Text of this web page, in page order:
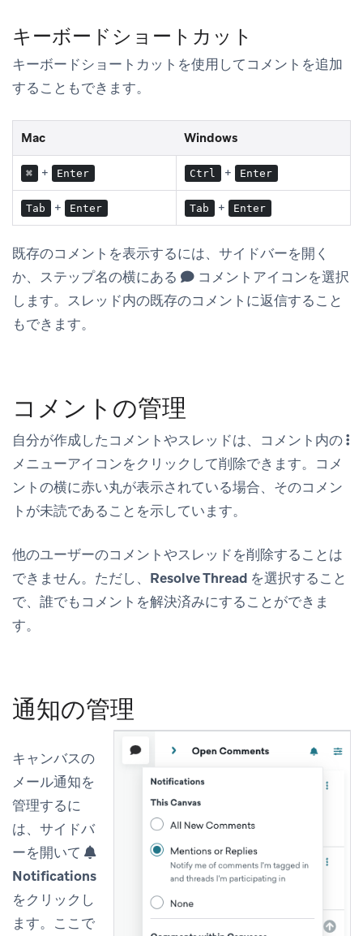
キーボードショートカット
キーボードショートカットを使用してコメントを追加
することもできます。
Mac Windows
⌘ + Enter Ctrl + Enter
Tab + Enter Tab + Enter
既存のコメントを表示するには、サイドバーを開く
か、ステップ名の横にある
コメントアイコンを選択
します。スレッド内の既存のコメントに返信すること
もできます。
コメントの管理
自分が作成したコメントやスレッドは、コメント内の
メニューアイコンをクリックして削除できます。コメ
ントの横に赤い丸が表示されている場合、そのコメン
トが未読であることを示しています。
他のユーザーのコメントやスレッドを削除することは
できません。ただし、 Resolve Thread を選択すること
で、誰でもコメントを解決済みにすることができま
す。
通知の管理
キャンバスの
メール通知を
管理するに
は、サイドバ
ーを開いて
Notifications
をクリックし
ます。ここで